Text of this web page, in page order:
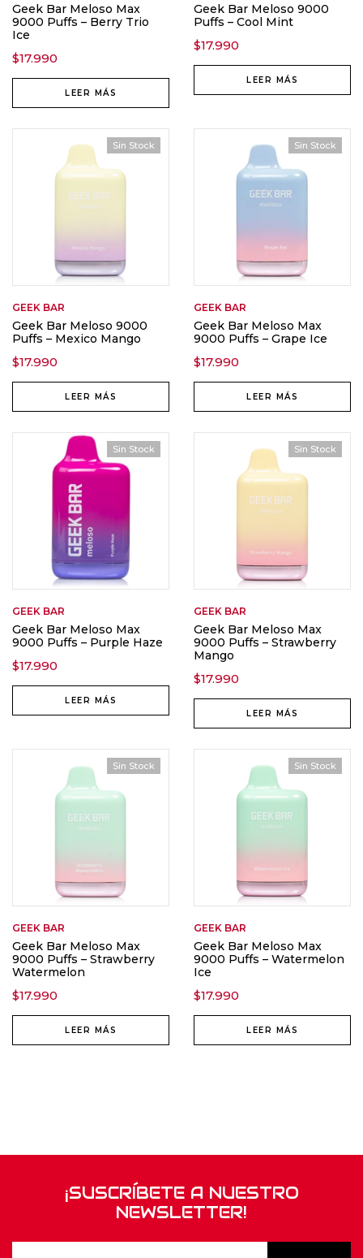
Geek Bar Meloso Max
9000 Puffs – Berry Trio
Ice
$17.990
LEER MÁS
Geek Bar Meloso 9000
Puffs – Cool Mint
$17.990
LEER MÁS
Sin Stock
GEEK BAR
Geek Bar Meloso 9000
Puffs – Mexico Mango
$17.990
LEER MÁS
Sin Stock
GEEK BAR
Geek Bar Meloso Max
9000 Puffs – Grape Ice
$17.990
LEER MÁS
Sin Stock
GEEK BAR
Geek Bar Meloso Max
9000 Puffs – Purple Haze
$17.990
LEER MÁS
Sin Stock
GEEK BAR
Geek Bar Meloso Max
9000 Puffs – Strawberry
Mango
$17.990
LEER MÁS
Sin Stock
GEEK BAR
Geek Bar Meloso Max
9000 Puffs – Strawberry
Watermelon
$17.990
LEER MÁS
Sin Stock
GEEK BAR
Geek Bar Meloso Max
9000 Puffs – Watermelon
Ice
$17.990
LEER MÁS
¡SUSCRÍBETE A NUESTRO
NEWSLETTER!